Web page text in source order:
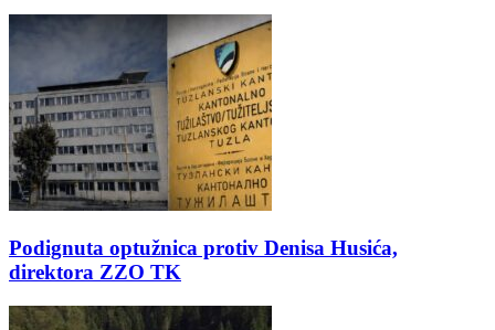
Podignuta optužnica protiv Denisa Husića,
direktora ZZO TK